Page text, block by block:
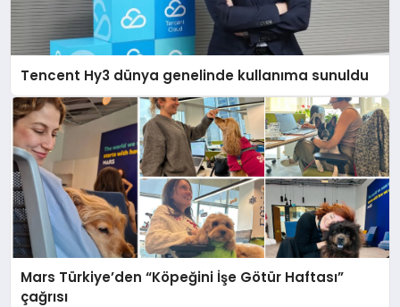
Tencent Hy3 dünya genelinde kullanıma sunuldu
Mars Türkiye’den “Köpeğini İşe Götür Haftası”
çağrısı